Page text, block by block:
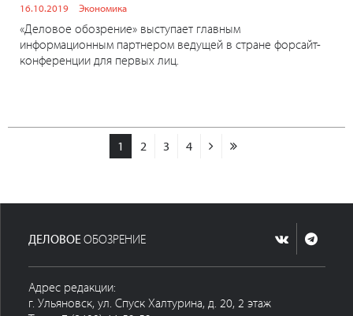
16.10.2019 Экономика
«Деловое обозрение» выступает главным
информационным партнером ведущей в стране форсайт-
конференции для первых лиц.
1 2 3 4
ДЕЛОВОЕ ОБОЗРЕНИЕ
Адрес редакции:
г. Ульяновск, ул. Спуск Халтурина, д. 20, 2 этаж